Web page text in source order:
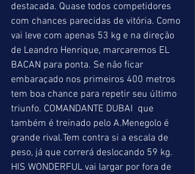
destacada. Quase todos competidores
com chances parecidas de vitória. Como
vai leve com apenas 53 kg e na direção
de Leandro Henrique, marcaremos EL
BACAN para ponta. Se não ficar
embaraçado nos primeiros 400 metros
tem boa chance para repetir seu último
triunfo. COMANDANTE DUBAI  que
também é treinado pelo A.Menegolo é
grande rival.Tem contra si a escala de
peso, já que correrá deslocando 59 kg.
HIS WONDERFUL vai largar por fora de